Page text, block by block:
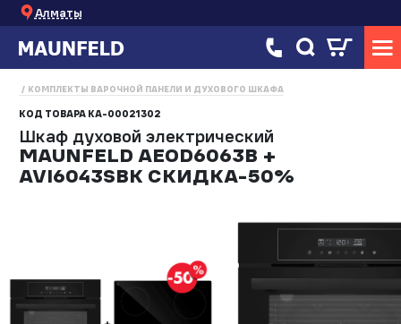
Алматы
КОМПЛЕКТЫ ВАРОЧНОЙ ПАНЕЛИ И ДУХОВОГО ШКАФА
КОД ТОВАРА КА-00021302
Шкаф духовой электрический
MAUNFELD AEOD6063B +
AVI6043SBK СКИДКА-50%